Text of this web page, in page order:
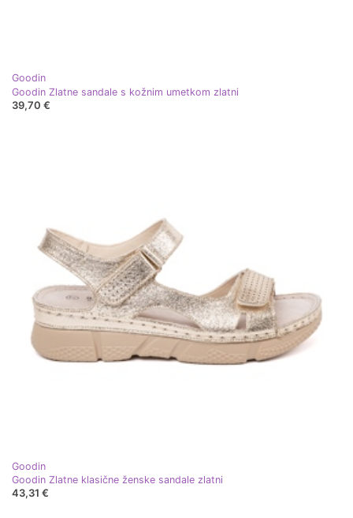
Goodin
Goodin Zlatne sandale s kožnim umetkom zlatni
39,70 €
Goodin
Goodin Zlatne klasične ženske sandale zlatni
43,31 €